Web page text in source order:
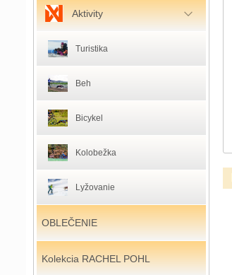
Aktivity
Turistika
Beh
Bicykel
Kolobežka
Lyžovanie
OBLEČENIE
Kolekcia RACHEL POHL